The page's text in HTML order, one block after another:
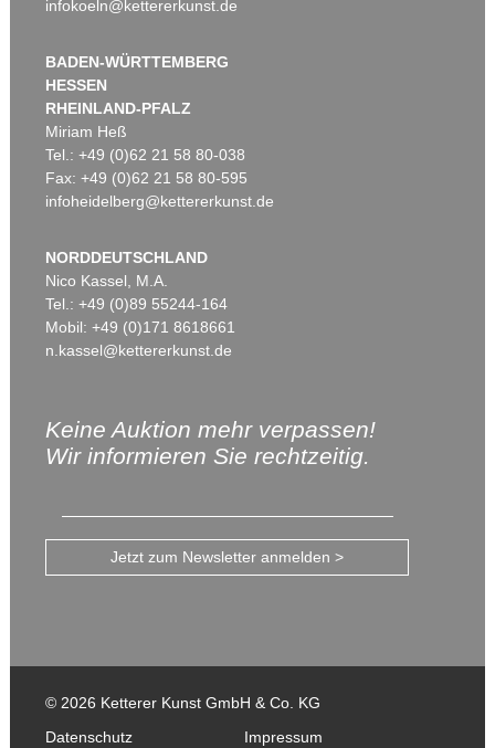
infokoeln@kettererkunst.de
BADEN-WÜRTTEMBERG
HESSEN
RHEINLAND-PFALZ
Miriam Heß
Tel.: +49 (0)62 21 58 80-038
Fax: +49 (0)62 21 58 80-595
infoheidelberg@kettererkunst.de
NORDDEUTSCHLAND
Nico Kassel, M.A.
Tel.: +49 (0)89 55244-164
Mobil: +49 (0)171 8618661
n.kassel@kettererkunst.de
Keine Auktion mehr verpassen!
Wir informieren Sie rechtzeitig.
Jetzt zum Newsletter anmelden >
© 2026 Ketterer Kunst GmbH & Co. KG
Datenschutz
Impressum